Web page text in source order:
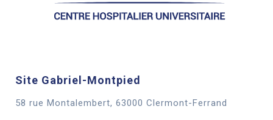
Site Gabriel-Montpied
58 rue Montalembert, 63000 Clermont-Ferrand